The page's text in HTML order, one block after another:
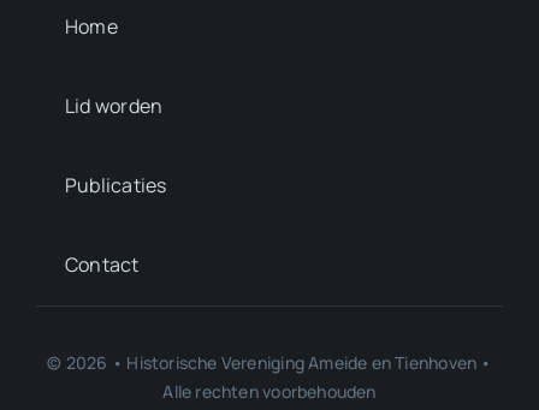
Home
Lid worden
Publicaties
Contact
© 2026 • Historische Vereniging Ameide en Tienhoven •
Alle rechten voorbehouden